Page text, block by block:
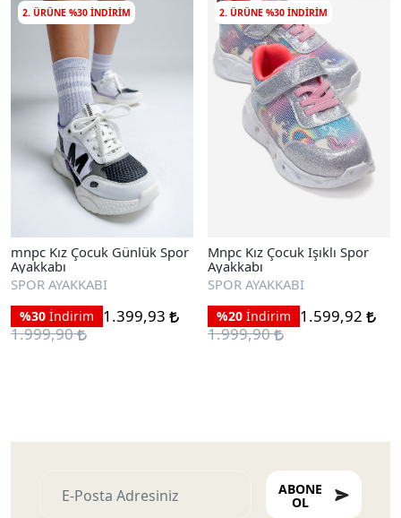
2. ÜRÜNE %30 INDIRIM
mnpc Kız Çocuk Günlük Spor
Ayakkabı
SPOR AYAKKABI
%30 İndirim
1.399,93
1.999,90
2. ÜRÜNE %30 INDIRIM
Mnpc Kız Çocuk Işıklı Spor
Ayakkabı
SPOR AYAKKABI
%20 İndirim
1.599,92
1.999,90
ABONE
OL